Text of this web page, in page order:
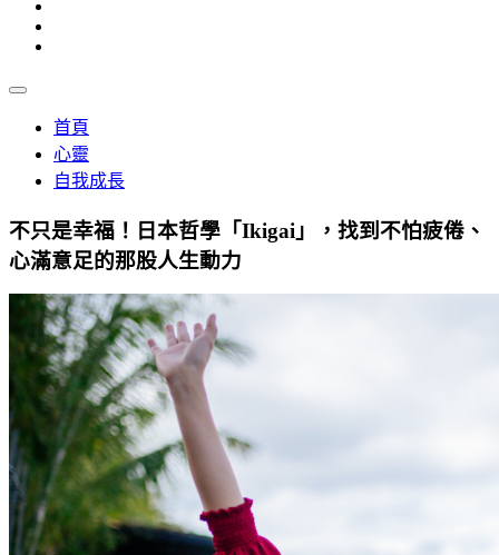
首頁
心靈
自我成長
不只是幸福！日本哲學「Ikigai」，找到不怕疲倦、
心滿意足的那股人生動力